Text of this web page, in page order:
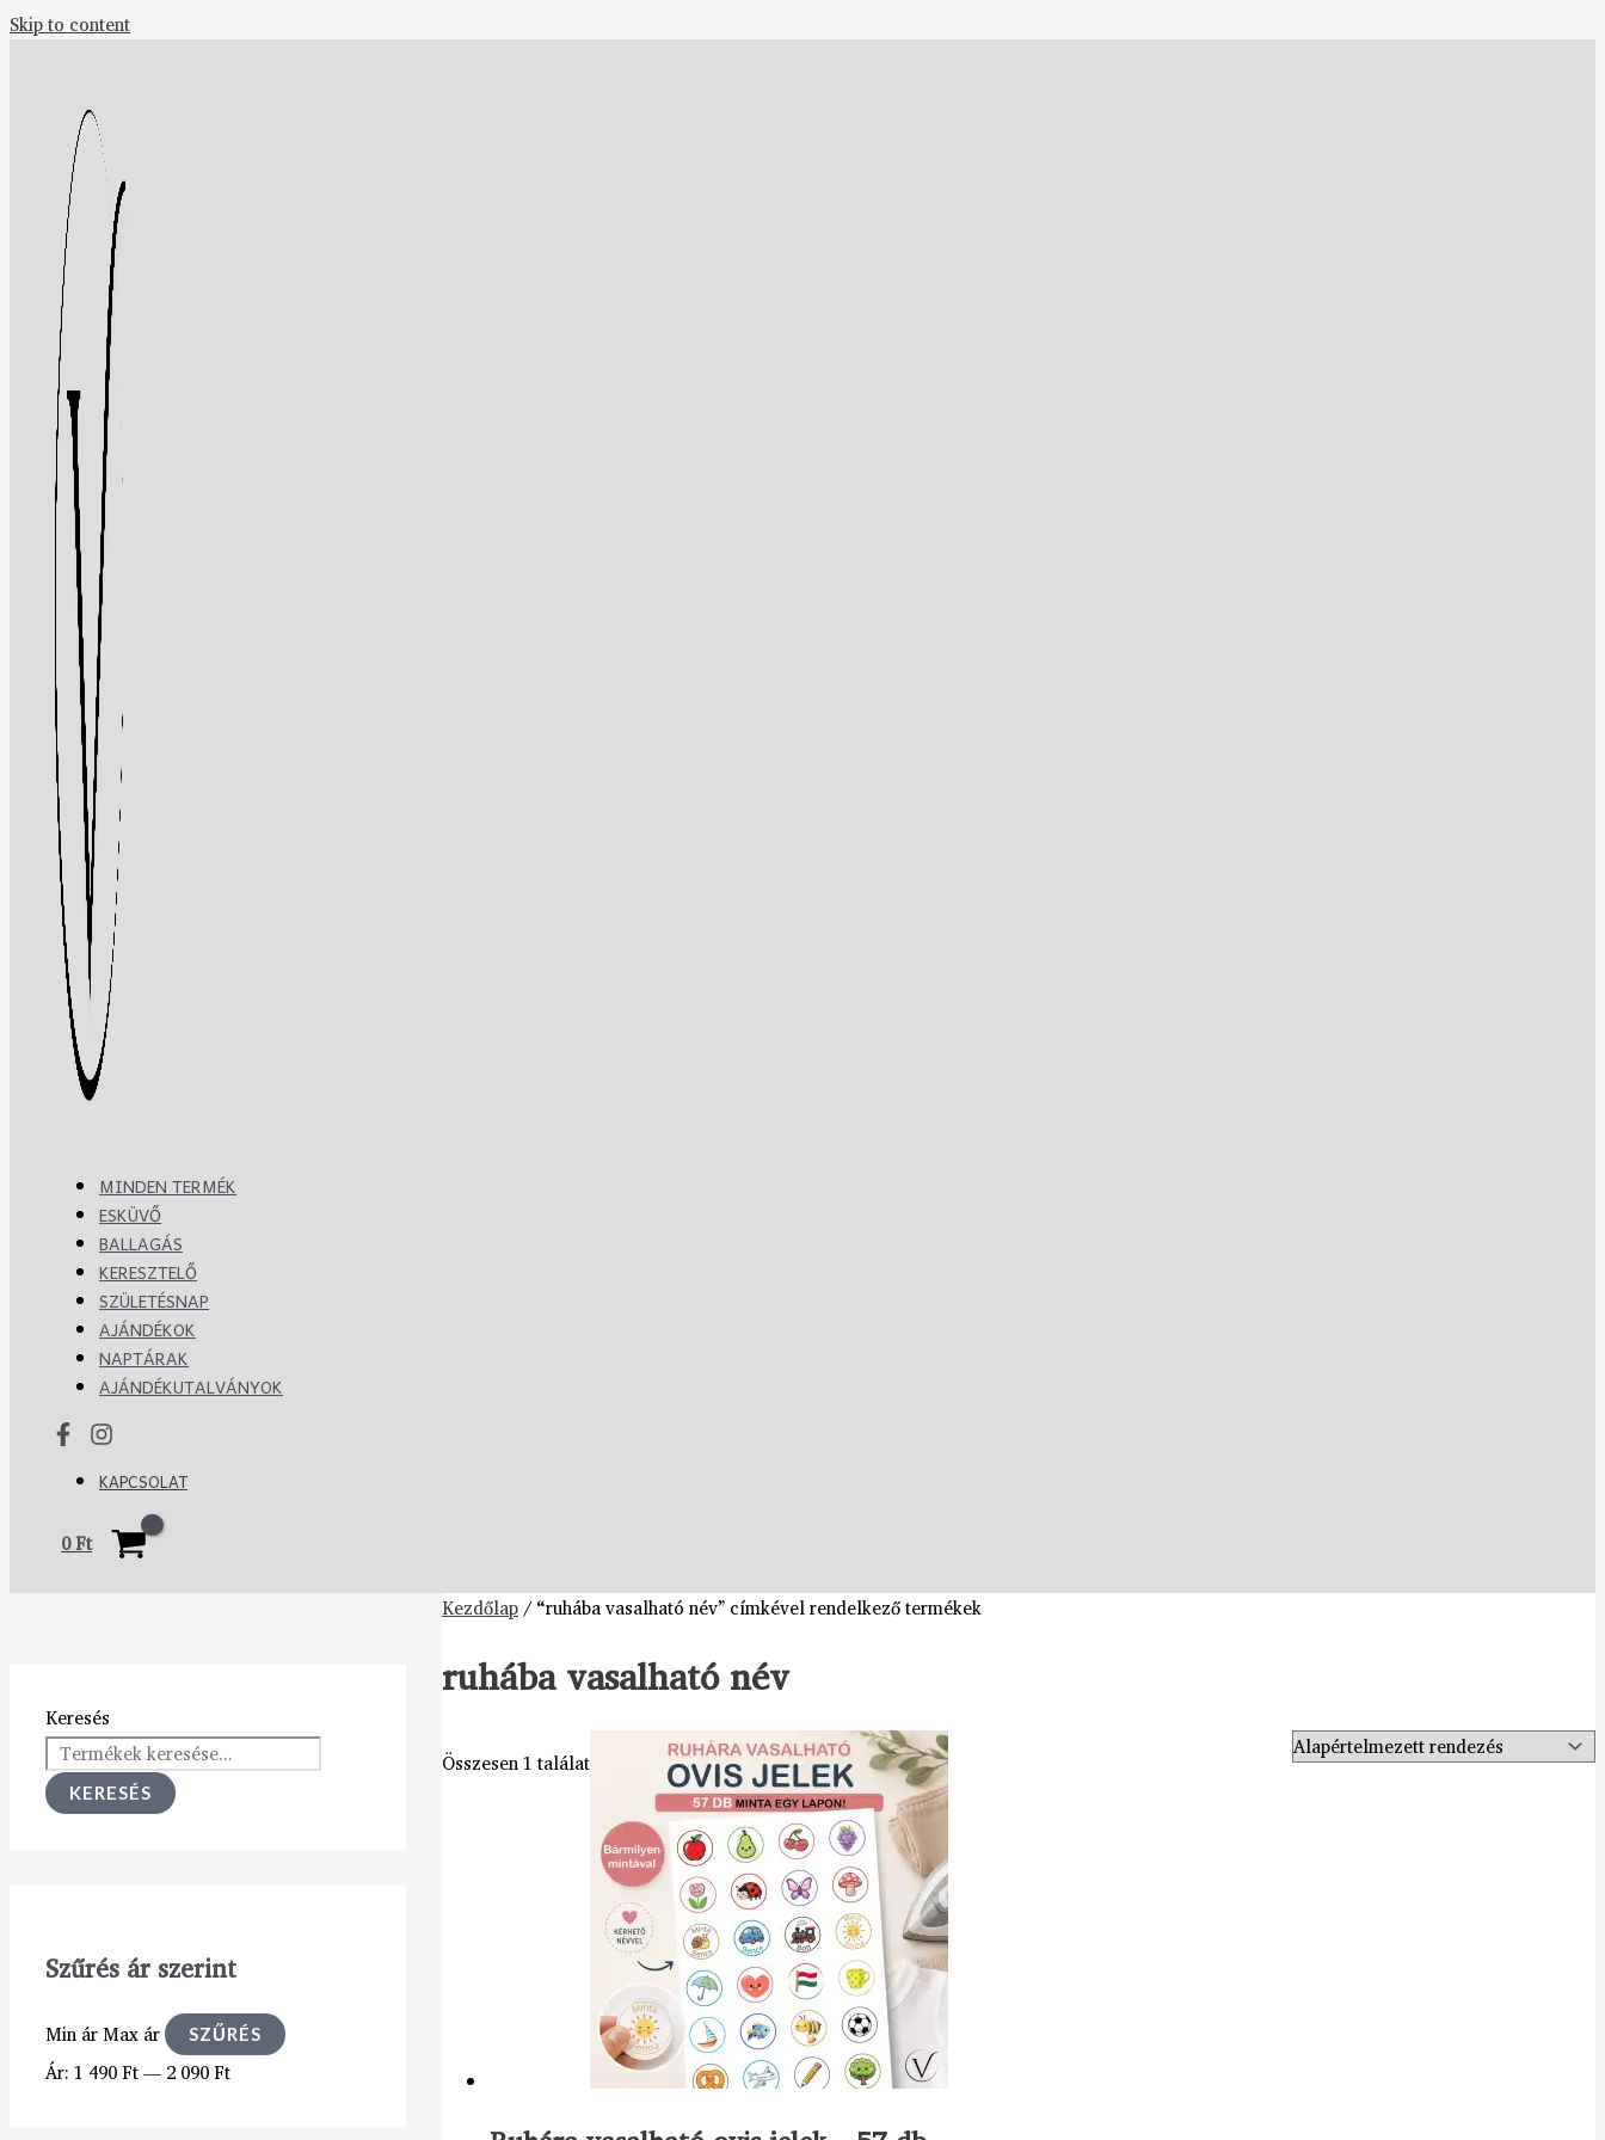
Skip to content
MINDEN TERMÉK
ESKÜVŐ
BALLAGÁS
KERESZTELŐ
SZÜLETÉSNAP
AJÁNDÉKOK
NAPTÁRAK
AJÁNDÉKUTALVÁNYOK
KAPCSOLAT
0Ft
Keresés
KERESÉS
Szűrés ár szerint
Min ár Max ár SZŰRÉS
Ár: 1 490 Ft— 2 090 Ft
Kezdőlap/ “ruhába vasalható név” címkével rendelkező termékek
ruhába vasalható név
Összesen 1 találat